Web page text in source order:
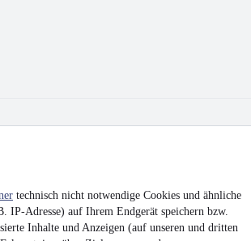
technisch nicht notwendige Cookies und ähnliche
IP-Adresse) auf Ihrem Endgerät speichern bzw.
Inhalte und Anzeigen (auf unseren und dritten